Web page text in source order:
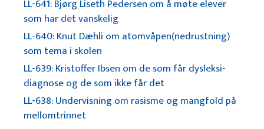
LL-641: Bjørg Liseth Pedersen om å møte elever
som har det vanskelig
LL-640: Knut Dæhli om atomvåpen(nedrustning)
som tema i skolen
LL-639: Kristoffer Ibsen om de som får dysleksi-
diagnose og de som ikke får det
LL-638: Undervisning om rasisme og mangfold på
mellomtrinnet